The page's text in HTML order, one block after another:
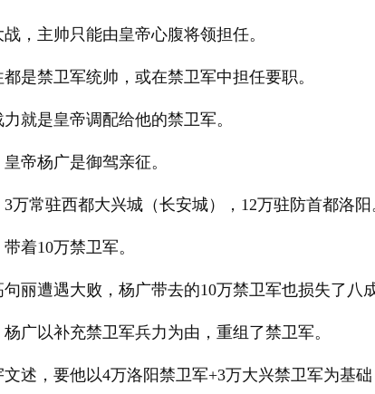
，主帅只能由皇帝心腹将领担任。
是禁卫军统帅，或在禁卫军中担任要职。
就是皇帝调配给他的禁卫军。
帝杨广是御驾亲征。
万常驻西都大兴城（长安城），12万驻防首都洛阳
着10万禁卫军。
丽遭遇大败，杨广带去的10万禁卫军也损失了八成
广以补充禁卫军兵力为由，重组了禁卫军。
述，要他以4万洛阳禁卫军+3万大兴禁卫军为基础